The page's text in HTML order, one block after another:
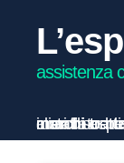
assistenza